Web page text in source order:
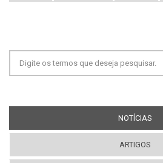
Formulário de busca
NOTÍCIAS
ARTIGOS